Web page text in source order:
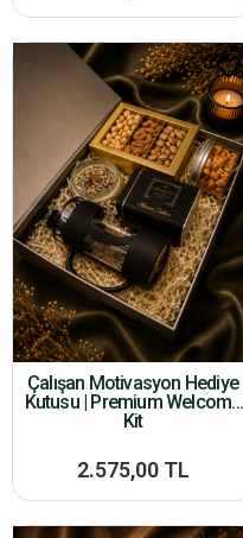
Çalışan Motivasyon Hediye
Kutusu | Premium Welcome
Kit
2.575,00 TL